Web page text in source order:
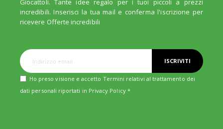
Giocattoli. Tante idee regalo per i tuoi piccoli a prezzi
incredibili. Inserisci la tua mail e conferma l'iscrizione per
ricevere Offerte incredibili
ISCRIVITI
Ho preso visione e accetto Termini relativi al trattamento dei
dati personali riportati in Privacy Policy*